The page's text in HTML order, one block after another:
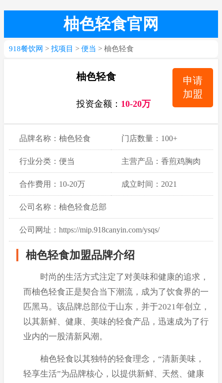
柚色轻食官网
918餐饮网 > 找项目 > 便当 > 柚色轻食
柚色轻食
投资金额： 10-20万
申请
加盟
品牌名称：柚色轻食 门店数量：100+
行业分类：便当 主营产品：香煎鸡胸肉
沙拉，龙利鱼沙拉，鸡
合作费用：10-20万 成立时间：2021
公司名称：柚色轻食总部
公司网址：https://mip.918canyin.com/ysqs/
柚色轻食加盟品牌介绍
时尚的生活方式注定了对美味和健康的追求，
而柚色轻食正是契合当下潮流，成为了饮食界的一
匹黑马。该品牌总部位于山东，并于2021年创立，
以其新鲜、健康、美味的轻食产品，迅速成为了行
业内的一股清新风潮。
柚色轻食以其独特的轻食理念，“清新美味，
轻享生活”为品牌核心，以提供新鲜、天然、健康